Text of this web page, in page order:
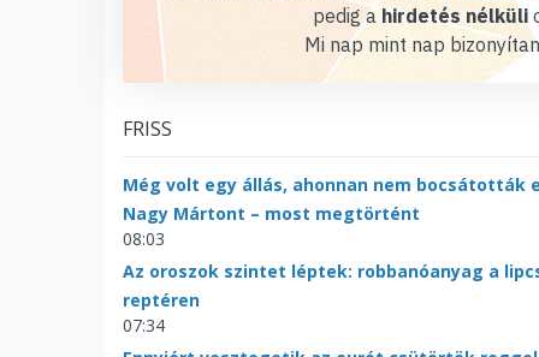
pedig ahirdetés nélküli
Mi nap mint nap
FRISS
Még volt egy állás, ahonnan nem bocsátották
Nagy Mártont – most megtörtént
08:03
Az oroszok szintet léptek: robbanóanyag a
reptéren
07:34